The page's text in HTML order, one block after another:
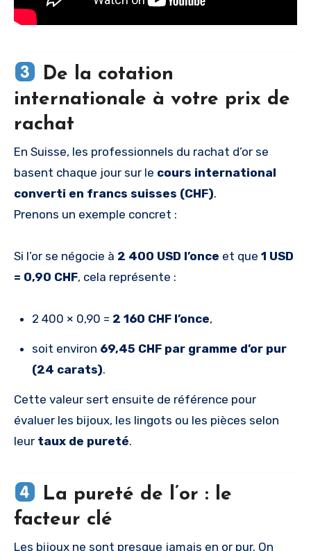
De la cotation
internationale à votre prix de
rachat
En Suisse, les professionnels du rachat d’or se
basent chaque jour sur le cours international
converti en francs suisses (CHF).
Prenons un exemple concret :
Si l’or se négocie à 2 400 USD l’once et que 1 USD
= 0,90 CHF, cela représente :
2 400 × 0,90 = 2 160 CHF l’once,
soit environ 69,45 CHF par gramme d’or pur
(24 carats).
Cette valeur sert ensuite de référence pour
évaluer les bijoux, les lingots ou les pièces selon
leur taux de pureté.
La pureté de l’or : le
facteur clé
Les bijoux ne sont presque jamais en or pur. On